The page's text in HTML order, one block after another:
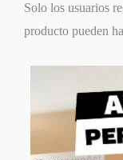
Solo los usuarios
producto pueden